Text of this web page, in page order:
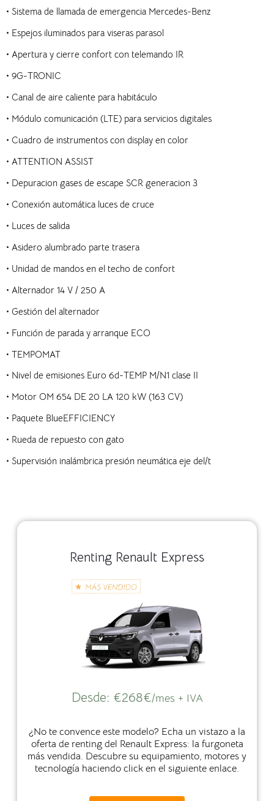
• Sistema de llamada de emergencia Mercedes-Benz
• Espejos iluminados para viseras parasol
• Apertura y cierre confort con telemando IR
• 9G-TRONIC
• Canal de aire caliente para habitáculo
• Módulo comunicación (LTE) para servicios digitales
• Cuadro de instrumentos con display en color
• ATTENTION ASSIST
• Depuracion gases de escape SCR generacion 3
• Conexión automática luces de cruce
• Luces de salida
• Asidero alumbrado parte trasera
• Unidad de mandos en el techo de confort
• Alternador 14 V / 250 A
• Gestión del alternador
• Función de parada y arranque ECO
• TEMPOMAT
• Nivel de emisiones Euro 6d-TEMP M/N1 clase II
• Motor OM 654 DE 20 LA 120 kW (163 CV)
• Paquete BlueEFFICIENCY
• Rueda de repuesto con gato
• Supervisión inalámbrica presión neumática eje del/t
Renting Renault Express
Desde: €268€/mes + IVA
¿No te convence este modelo? Echa un vistazo a la
oferta de renting del Renault Express: la furgoneta
más vendida. Descubre su equipamiento, motores y
tecnología haciendo click en el siguiente enlace.